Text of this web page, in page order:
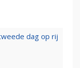
dag op rij